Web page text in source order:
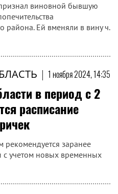
виновной бывшую
района. Ей вменяли в вину ч.
| 1 ноября 2024, 14:35
в период с 2
расписание
заранее
учетом новых временных